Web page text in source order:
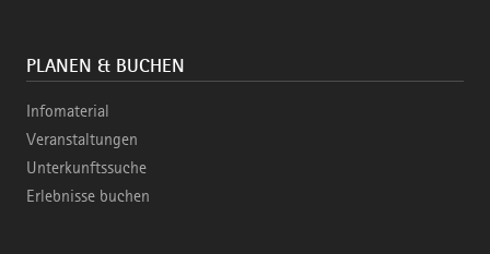
PLANEN & BUCHEN
Infomaterial
Veranstaltungen
Unterkunftssuche
Erlebnisse buchen